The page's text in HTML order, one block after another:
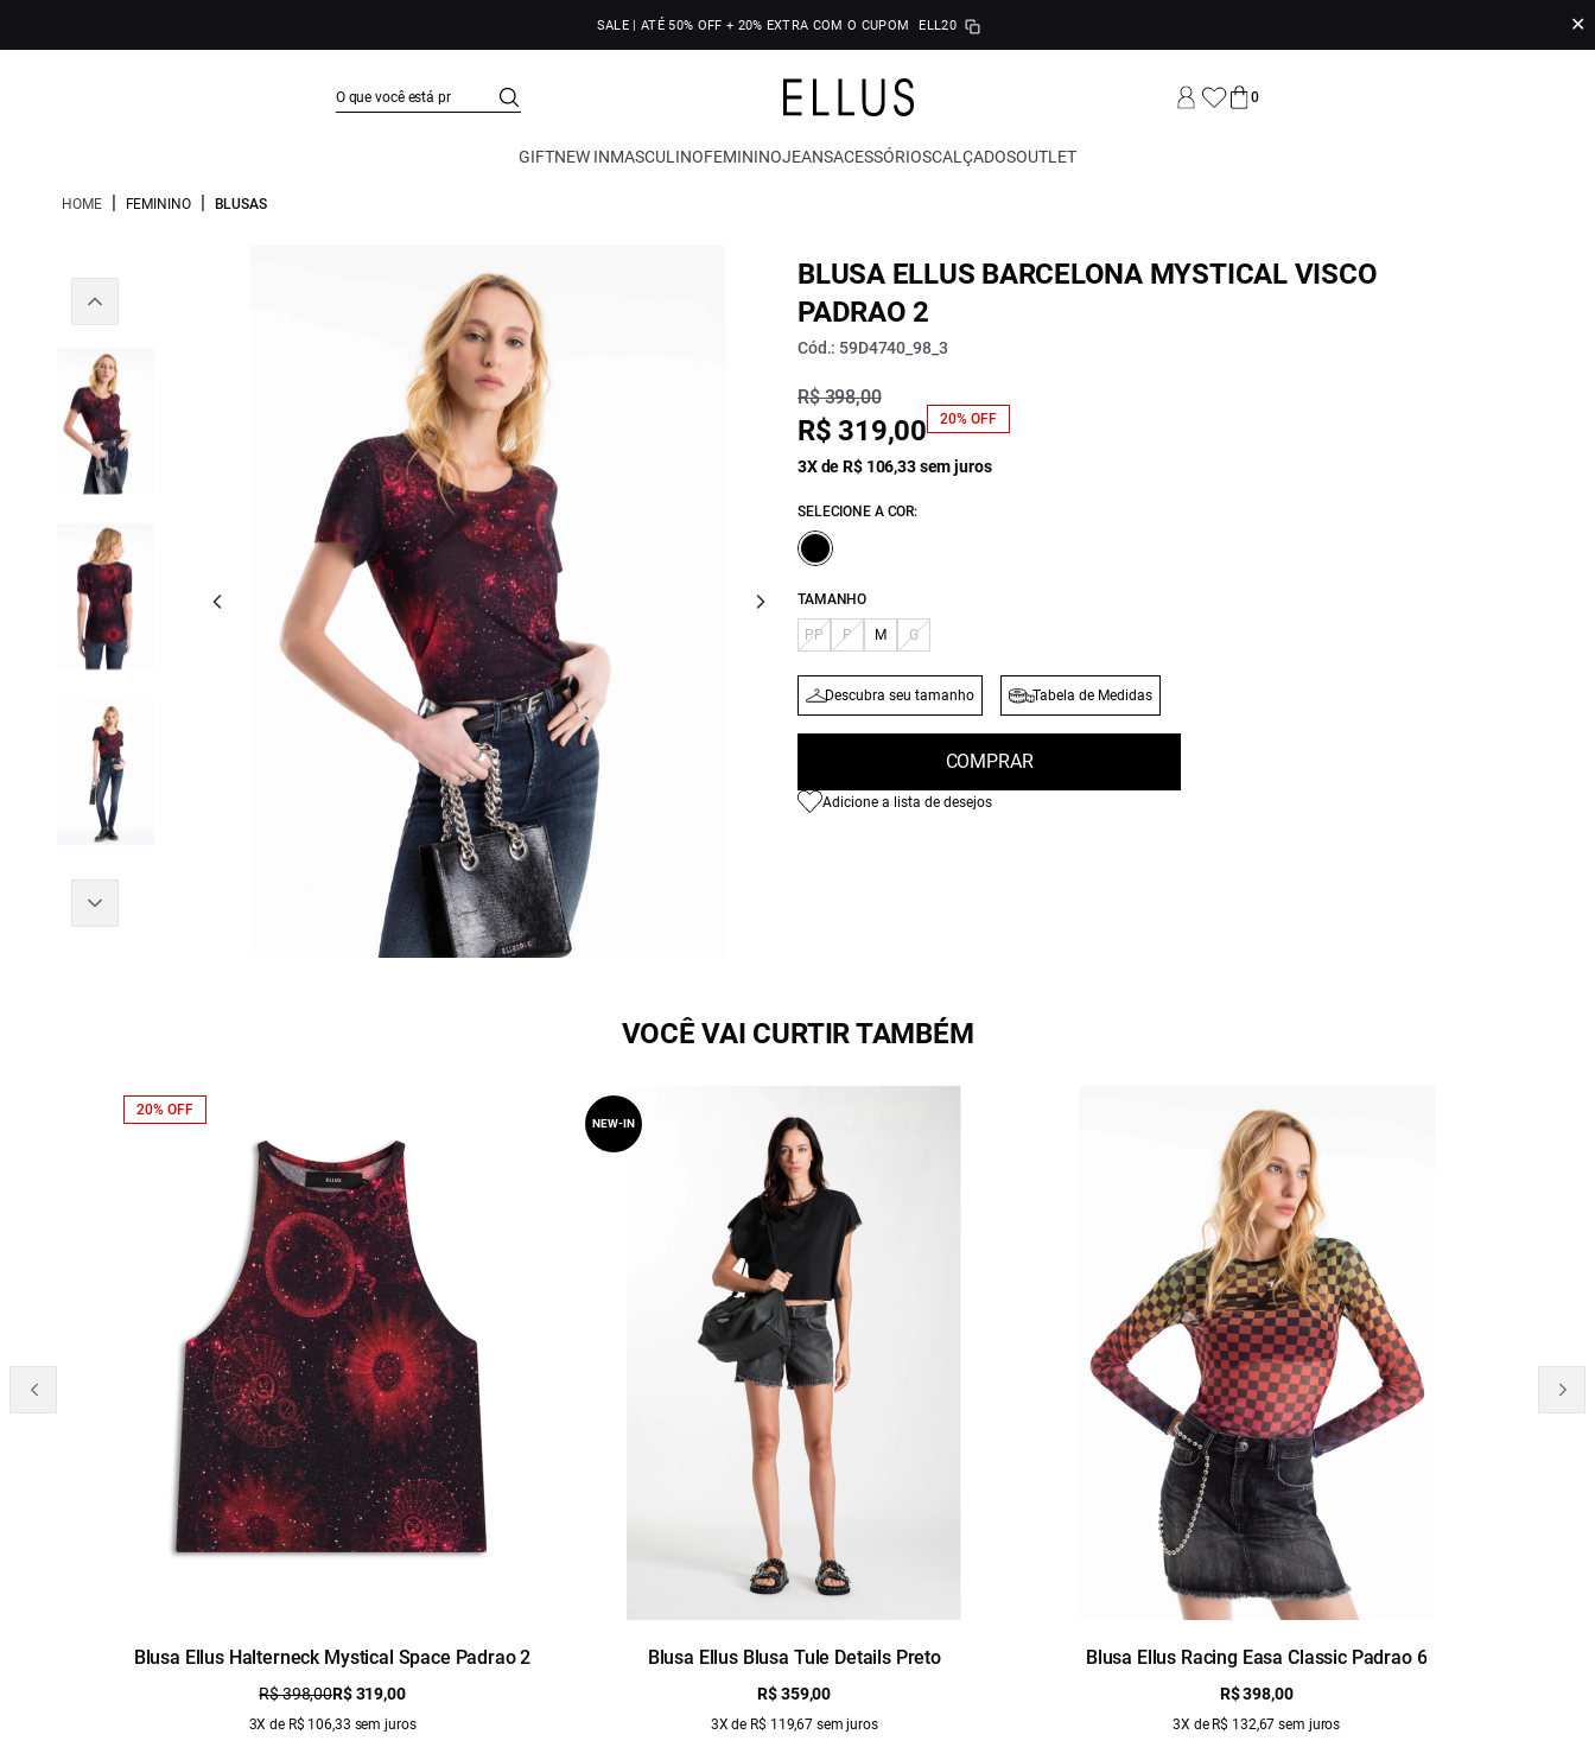
SALE | ATÉ 50% OFF + 20% EXTRA COM O CUPOM ELL20 ✕
0
GIFTNEW INMASCULINOFEMININOJEANSACESSÓRIOSCALÇADOSOUTLET
HOME | FEMININO | BLUSAS
BLUSA ELLUS BARCELONA MYSTICAL VISCO
PADRAO 2
Cód.: 59D4740_98_3
R$ 398,00
R$ 319,00 20% OFF
3X de R$ 106,33 sem juros
SELECIONE A COR:
TAMANHO
PP P M G
Descubra seu tamanho Tabela de Medidas
COMPRAR
Adicione a lista de desejos
VOCÊ VAI CURTIR TAMBÉM
Blusa Ellus Halterneck Mystical Space Padrao 2
R$ 398,00R$ 319,00
3X de R$ 106,33 sem juros
20% OFF
Blusa Ellus Blusa Tule Details Preto
R$ 359,00
3X de R$ 119,67 sem juros
NEW-IN
Blusa Ellus Racing Easa Classic Padrao 6
R$ 398,00
3X de R$ 132,67 sem juros